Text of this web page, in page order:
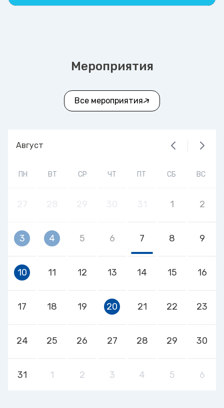
Мероприятия
Все мероприятия
Август
ПН ВТ СР ЧТ ПТ СБ ВС
1 2
3 4 5 6 7 8 9
10 11 12 13 14 15 16
17 18 19 20 21 22 23
24 25 26 27 28 29 30
31 1 2 3 4 5 6